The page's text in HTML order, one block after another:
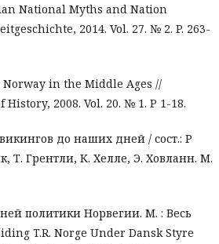
National Myths and Nation
2014. Vol. 27. № 2. P. 263-
Norway in the Middle Ages //
2008. Vol. 20. № 1. P 1-18.
до наших дней / сост.: Р
Т. Грентли, К. Хелле, Э. Ховланн. М.
политики Норвегии. М. : Весь
T.R. Norge Under Dansk Styre